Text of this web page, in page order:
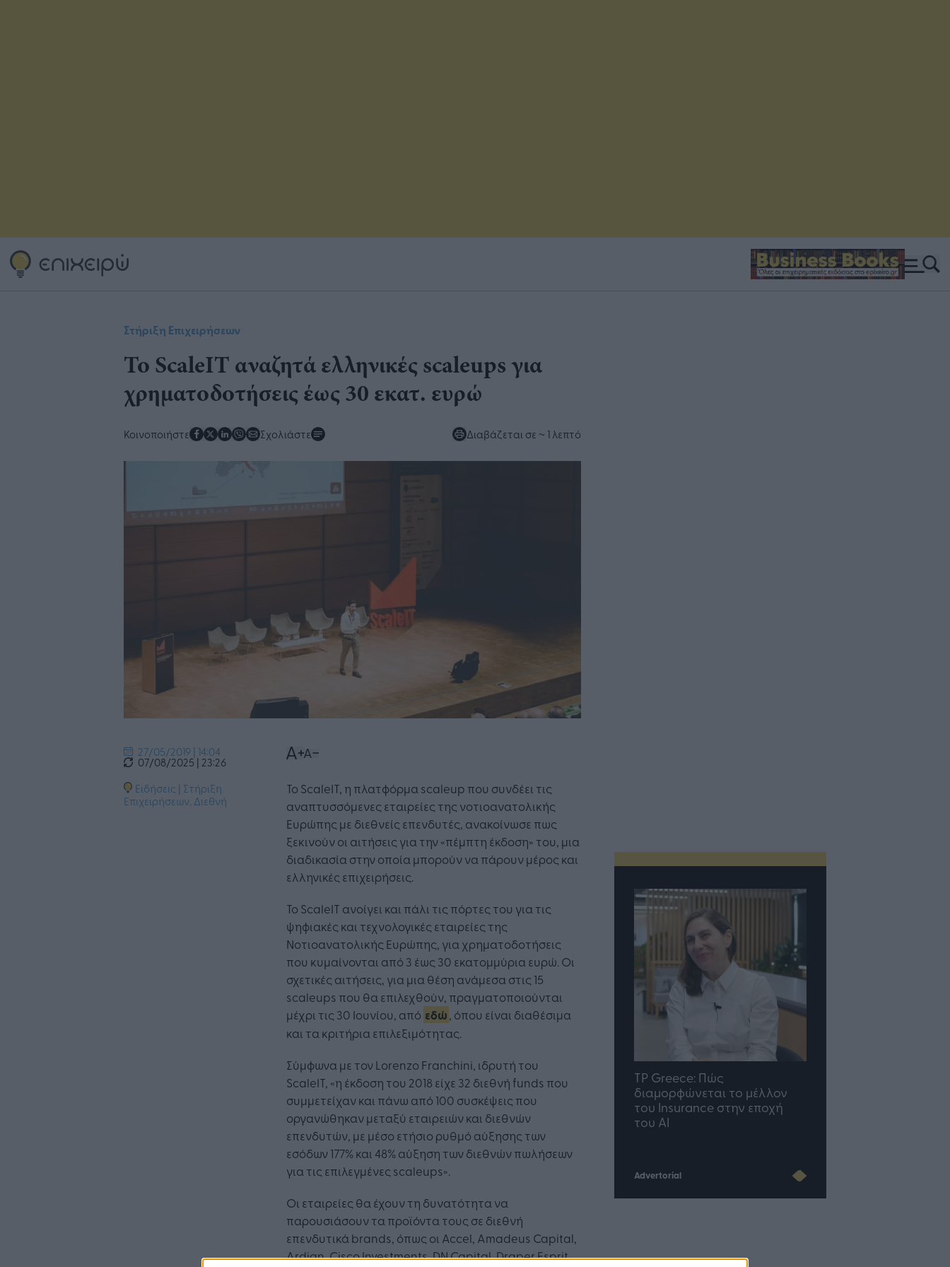
Στήριξη Επιχειρήσεων
Το ScaleIT αναζητά ελληνικές scaleups για
χρηματοδοτήσεις έως 30 εκατ. ευρώ
Κοινοποιήστε Σχολιάστε Διαβάζεται σε ~ 1 λεπτό
27/05/2019 | 14:04
07/08/2025 | 23:26
Ειδήσεις | Στήριξη
Επιχειρήσεων, Διεθνή
Το ScaleIT, η πλατφόρμα scaleup που συνδέει τις
αναπτυσσόμενες εταιρείες της νοτιοανατολικής
Ευρώπης με διεθνείς επενδυτές, ανακοίνωσε πως
ξεκινούν οι αιτήσεις για την «πέμπτη έκδοση» του, μια
διαδικασία στην οποία μπορούν να πάρουν μέρος και
ελληνικές επιχειρήσεις.
Το ScaleIT ανοίγει και πάλι τις πόρτες του για τις
ψηφιακές και τεχνολογικές εταιρείες της
Νοτιοανατολικής Ευρώπης, για χρηματοδοτήσεις
που κυμαίνονται από 3 έως 30 εκατομμύρια ευρώ. Οι
σχετικές αιτήσεις, για μια θέση ανάμεσα στις 15
scaleups που θα επιλεχθούν, πραγματοποιούνται
μέχρι τις 30 Ιουνίου, από εδώ, όπου είναι διαθέσιμα
και τα κριτήρια επιλεξιμότητας.
Σύμφωνα με τον Lorenzo Franchini, ιδρυτή του
ScaleIT, «η έκδοση του 2018 είχε 32 διεθνή funds που
συμμετείχαν και πάνω από 100 συσκέψεις που
οργανώθηκαν μεταξύ εταιρειών και διεθνών
επενδυτών, με μέσο ετήσιο ρυθμό αύξησης των
εσόδων 177% και 48% αύξηση των διεθνών πωλήσεων
για τις επιλεγμένες scaleups».
Οι εταιρείες θα έχουν τη δυνατότητα να
παρουσιάσουν τα προϊόντα τους σε διεθνή
επενδυτικά brands, όπως οι Accel, Amadeus Capital,
Ardian, Cisco Investments, DN Capital, Draper Esprit,
Η Τεχνητή Νοημοσύνη: το νέο
λειτουργικό σύστημα της
επιχείρησης
Οι προσλήψεις αλλάζουν: To
Jobfind.gr ως στρατηγικός
«σύμμαχος» για κάθε
επιχείρηση και εργαζόμενο
TP Greece: Πώς
διαμορφώνεται το μέλλον
του Insurance στην εποχή
του AI
Advertorial